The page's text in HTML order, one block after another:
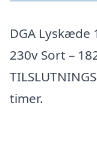
DGA Lyskæde
230v Sort –
timer.